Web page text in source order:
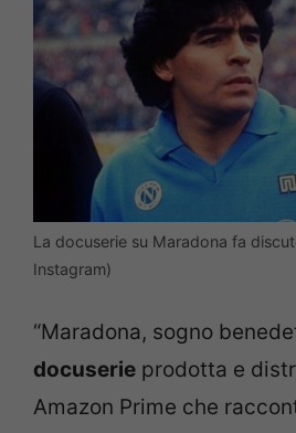
La docuserie su Maradona fa
Instagram)
“Maradona, sogno
docuserie prodotta e
Amazon Prime che